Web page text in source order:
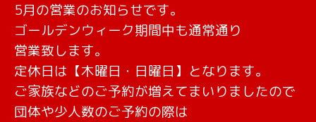
5月の営業のお知らせです。
ゴールデンウィーク期間中も通常通り
営業致します。
定休日は【木曜日・日曜日】となります。
ご家族などのご予約が増えてまいりましたので
団体や少人数のご予約の際は